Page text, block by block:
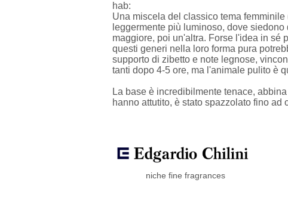
hab:
Una miscela del classico tema
leggermente più luminoso, dove
maggiore, poi un'altra. Forse l'idea in sé
questi generi nella loro forma pura
supporto di zibetto e note legnose,
tanti dopo 4-5 ore, ma l'animale pulito è
La base è incredibilmente tenace,
hanno attutito, è stato spazzolato fino
niche fine fragrances